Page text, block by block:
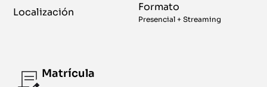
Localización Formato
Presencial + Streaming
Matrícula